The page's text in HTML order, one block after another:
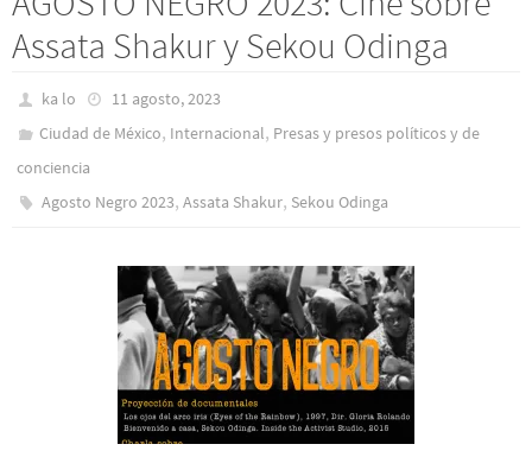
Assata Shakur y Sekou Odinga
ka lo
11 agosto, 2023
Ciudad de México, Internacional, Presas y presos polí­ticos y de
conciencia
Agosto Negro 2023,Assata Shakur, Sekou Odinga